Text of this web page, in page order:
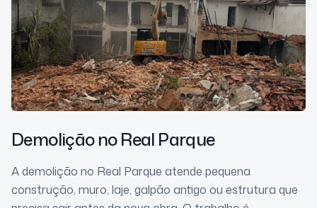
Demoliçãono Real Parque
A demolição no Real Parque atende pequena
construção, muro, laje, galpão antigo ou estrutura que